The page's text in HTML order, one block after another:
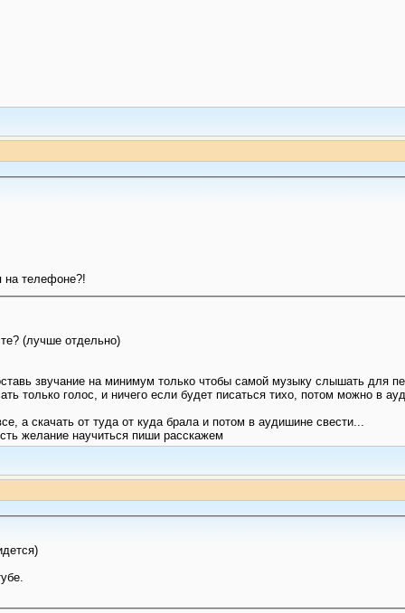
на телефоне?!
(лучше отдельно)
звучание на минимум только чтобы самой музыку слышать для
только голос, и ничего если будет писаться тихо, потом можно в
а скачать от туда от куда брала и потом в аудишине свести...
желание научиться пиши расскажем